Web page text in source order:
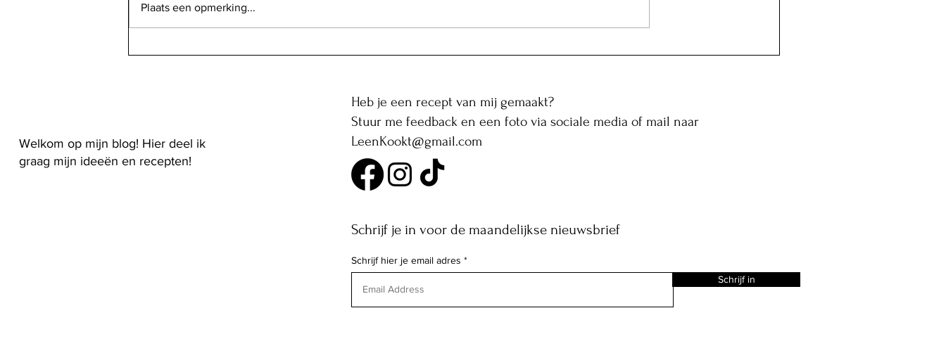
Butter chicken spiesjes
en granaatappel: Indiase
Plaats een opmerking...
Welkom op mijn blog! Hier deel ik
graag mijn ideeën en recepten!
Heb je een recept van mij gemaakt?
Stuur me feedback en een foto via sociale media of mail naar
LeenKookt@gmail.com
Schrijf je in voor de maandelijkse nieuwsbrief
Schrijf hier je email adres
Schrijf in